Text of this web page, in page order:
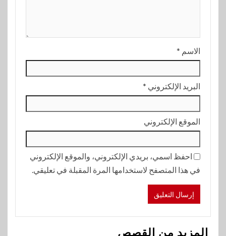
الاسم *
البريد الإلكتروني *
الموقع الإلكتروني
احفظ اسمي، بريدي الإلكتروني، والموقع الإلكتروني
في هذا المتصفح لاستخدامها المرة المقبلة في تعليقي.
المزيد من القصص